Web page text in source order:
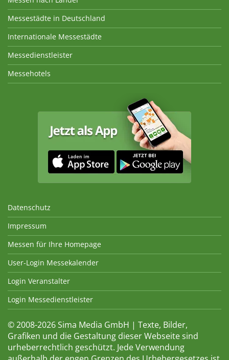
Messestädte in Deutschland
Internationale Messestädte
Messedienstleister
Messehotels
Datenschutz
Impressum
Messen für Ihre Homepage
User-Login Messekalender
Login Veranstalter
Login Messedienstleister
© 2008-2026 Sima Media GmbH | Texte, Bilder,
Grafiken und die Gestaltung dieser Webseite sind
urheberrechtlich geschützt. Jede Verwendung